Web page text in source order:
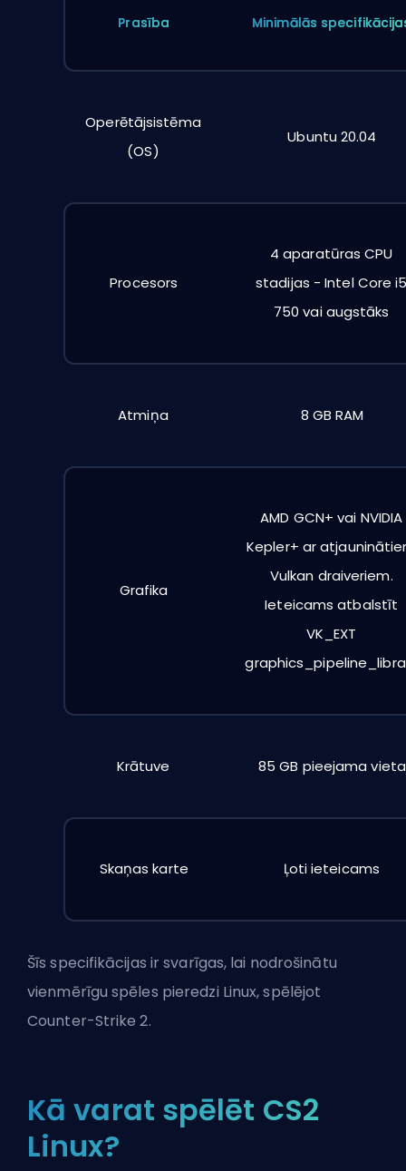
Prasība Minimālās
Operētājsistēma
(OS)
Ubuntu 20.04
Procesors
4 aparatūras CPU
stadijas - Intel Core
750 vai augstāks
Atmiņa 8 GB RAM
Grafika
AMD GCN+ vai NVIDIA
Kepler+ ar
Vulkan draiveriem.
Ieteicams atbalstīt
VK_EXT
Krātuve 85 GB pieejama vieta
Skaņas karte Ļoti ieteicams
Šīs specifikācijas ir svarīgas, lai nodrošinātu
vienmērīgu spēles pieredzi Linux, spēlējot
Counter-Strike 2.
Kā varat spēlēt CS2
Linux?